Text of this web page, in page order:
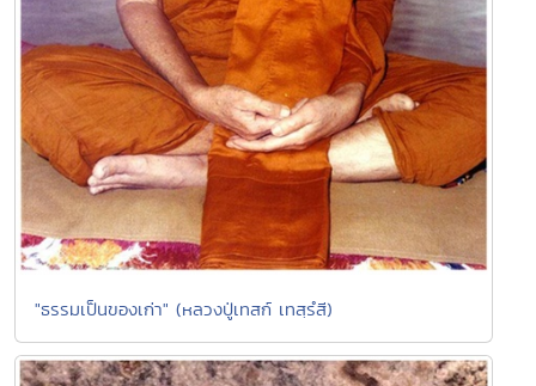
"ธรรมเป็นของเก่า" (หลวงปู่เทสก์ เทสฺรํสี)